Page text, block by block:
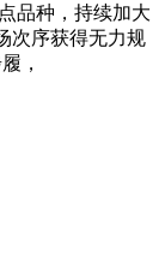
品种，持续加大
次序获得无力规
，